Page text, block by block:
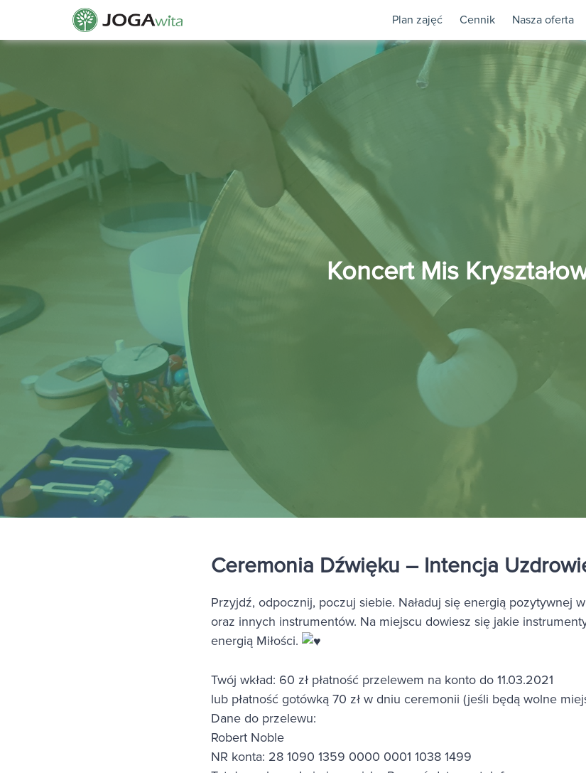
Plan zajęć Cennik Nasza oferta
Koncert Mis
Ceremonia Dźwięku – Intencja
Przyjdź, odpocznij, poczuj siebie. Naładuj się energią pozytywnej
oraz innych instrumentów. Na miejscu dowiesz się jakie
energią Miłości.
Twój wkład: 60 zł płatność przelewem na konto do 11.03.2021
lub płatność gotówką 70 zł w dniu ceremonii (jeśli będą wolne
Dane do przelewu:
Robert Noble
NR konta: 28 1090 1359 0000 0001 1038 1499